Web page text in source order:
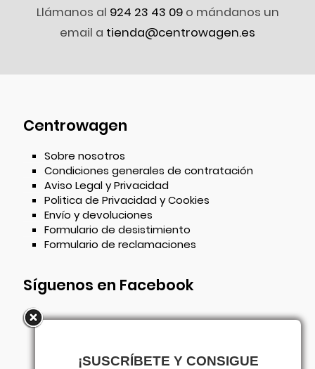
Llámanos al 924 23 43 09o mándanos un
email a tienda@centrowagen.es
Centrowagen
Sobre nosotros
Condiciones generales de contratación
Aviso Legal y Privacidad
Politica de Privacidad y Cookies
Envío y devoluciones
Formulario de desistimiento
Formulario de reclamaciones
Síguenos en Facebook
¡SUSCRÍBETE Y CONSIGUE